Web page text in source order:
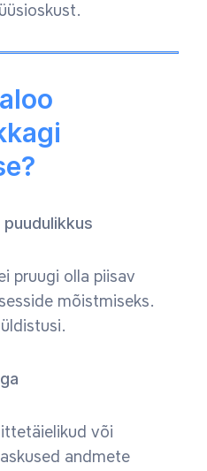
pruugi olla piisav
mõistmiseks.
või
andmete